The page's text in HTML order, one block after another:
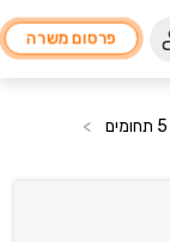
פרסום משרה
>